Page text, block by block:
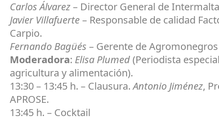
Carlos Álvarez– Director General de
Javier Villafuerte– Responsable de calidad
Carpio.
Fernando Bagüés – Gerente de Agromonegros
Moderadora: Elisa Plumed (Periodista
agricultura y alimentación).
13:30 – 13:45 h. – Clausura.Antonio Jiménez,
APROSE.
13:45 h. – Cocktail